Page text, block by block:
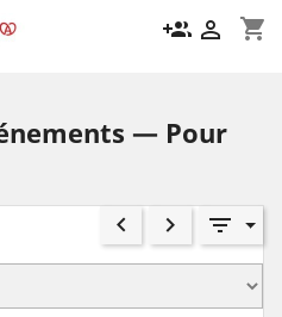
shopping_cart
group_add 
— Pour
keyboard_arrow_left keyboard_arrow_right filter_list